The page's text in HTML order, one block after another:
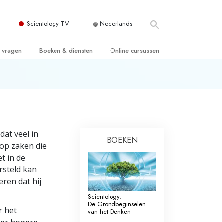
Scientology TV Nederlands
Boeken & diensten
voor beginners
Online cursussen
Oplossingen voor een Gevaarlijke
Assisten voor Ziektes en Verwondingen
Integriteit en Eerlijkheid
veel in
zaken die
in de
kan
dat hij
het
BOEKEN
Scientology:
De Grondbeginselen
van het Denken